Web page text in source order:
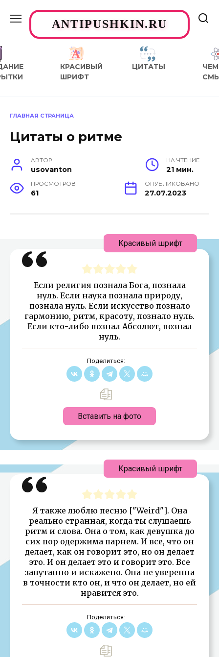
содержаниюANTIPUSHKIN.RU
КРАСИВЫЙ
ШРИФТ
ЦИТАТЫ
ЧЕМ
ГЛАВНАЯ СТРАНИЦА
Цитаты о ритме
АВТОР
usovanton
НА ЧТЕНИЕ
21 мин.
ПРОСМОТРОВ
61
ОПУБЛИКОВАНО
27.07.2023
Если религия познала Бога, познала
нуль. Если наука познала природу,
познала нуль. Если искусство познало
гармонию, ритм, красоту, познало нуль.
Если кто-либо познал Абсолют, познал
нуль.
Поделиться:
Вставить на фото
Красивый шрифт
Я также люблю песню ["Weird"]. Она
реально странная, когда ты слушаешь
ритм и слова. Она о том, как девушка до
сих пор одержима парнем. И все, что он
делает, как он говорит это, но он делает
это. И он делает это и говорит это. Все
запутанно и искажено. Она не уверенна
в точности кто он, и что он делает, но ей
нравится это.
Поделиться:
Красивый шрифт